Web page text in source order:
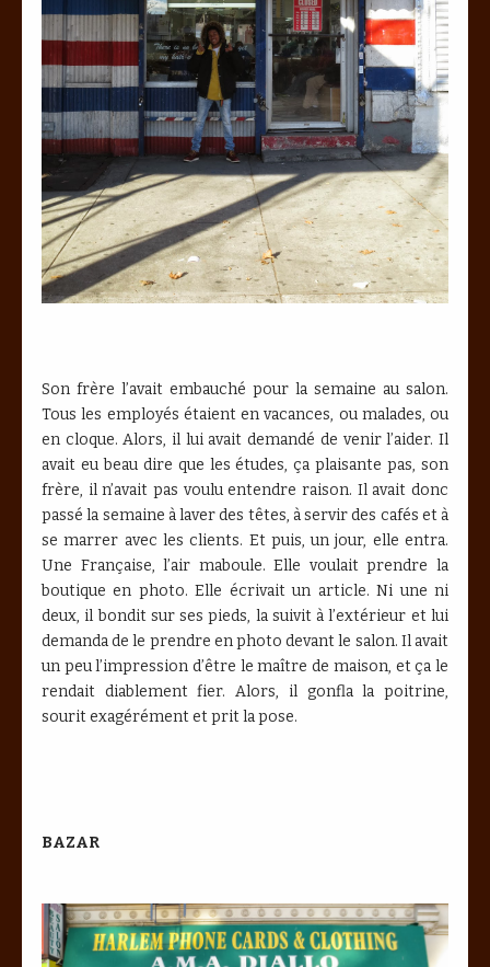
Son frère l’avait embauché pour la semaine au salon.
Tous les employés étaient en vacances, ou malades, ou
en cloque. Alors, il lui avait demandé de venir l’aider. Il
avait eu beau dire que les études, ça plaisante pas, son
frère, il n’avait pas voulu entendre raison. Il avait donc
passé la semaine à laver des têtes, à servir des cafés et à
se marrer avec les clients. Et puis, un jour, elle entra.
Une Française, l’air maboule. Elle voulait prendre la
boutique en photo. Elle écrivait un article. Ni une ni
deux, il bondit sur ses pieds, la suivit à l’extérieur et lui
demanda de le prendre en photo devant le salon. Il avait
un peu l’impression d’être le maître de maison, et ça le
rendait diablement fier. Alors, il gonfla la poitrine,
sourit exagérément et prit la pose.
BAZAR